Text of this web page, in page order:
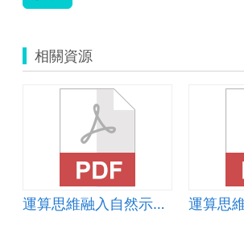
相關資源
運算思維融入自然示範教案-倒車雷達